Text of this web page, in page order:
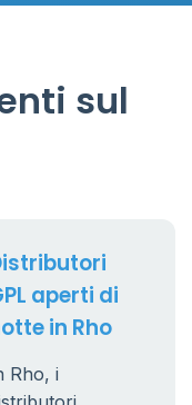
sul
aperti di
in Rho
Rho, i